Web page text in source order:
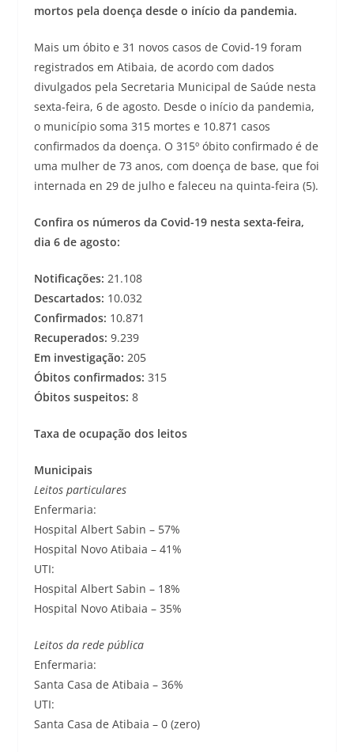
mortos pela doença desde o início da pandemia.
Mais um óbito e 31 novos casos de Covid-19 foram
registrados em Atibaia, de acordo com dados
divulgados pela Secretaria Municipal de Saúde nesta
sexta-feira, 6 de agosto. Desde o início da pandemia,
o município soma 315 mortes e 10.871 casos
confirmados da doença. O 315º óbito confirmado é de
uma mulher de 73 anos, com doença de base, que foi
internada en 29 de julho e faleceu na quinta-feira (5).
Confira os números da Covid-19 nesta sexta-feira,
dia 6 de agosto:
Notificações: 21.108
Descartados: 10.032
Confirmados: 10.871
Recuperados: 9.239
Em investigação: 205
Óbitos confirmados: 315
Óbitos suspeitos: 8
Taxa de ocupação dos leitos
Municipais
Leitos particulares
Enfermaria:
Hospital Albert Sabin – 57%
Hospital Novo Atibaia – 41%
UTI:
Hospital Albert Sabin – 18%
Hospital Novo Atibaia – 35%
Leitos da rede pública
Enfermaria:
Santa Casa de Atibaia – 36%
UTI:
Santa Casa de Atibaia – 0 (zero)